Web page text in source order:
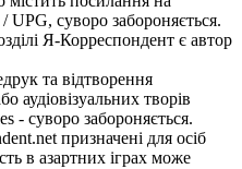
UPG, суворо забороняється.
Я-Корреспондент є автор
та відтворення
аудіовізуальних творів
- суворо забороняється.
призначені для осіб
в азартних іграх може